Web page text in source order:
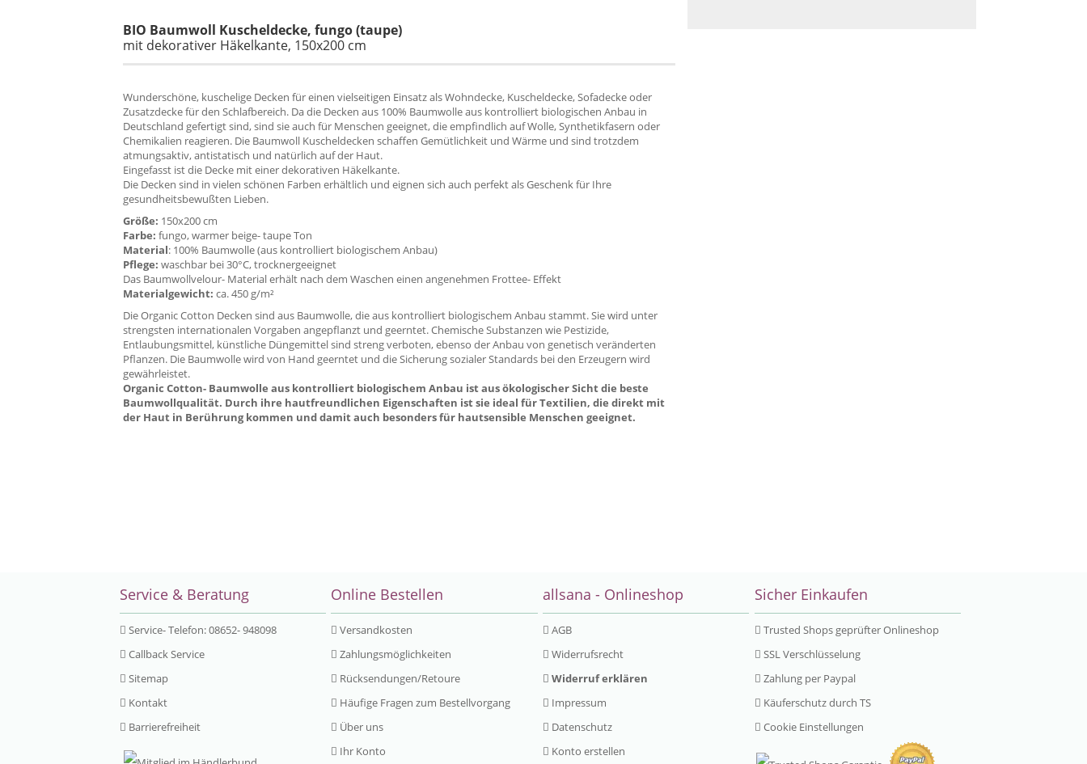
BIO Baumwoll Kuscheldecke, fungo (taupe)
mit dekorativer Häkelkante, 150x200 cm
Wunderschöne, kuschelige Decken für einen vielseitigen Einsatz als Wohndecke, Kuscheldecke, Sofadecke oder
Zusatzdecke für den Schlafbereich. Da die Decken aus 100% Baumwolle aus kontrolliert biologischen Anbau in
Deutschland gefertigt sind, sind sie auch für Menschen geeignet, die empfindlich auf Wolle, Synthetikfasern oder
Chemikalien reagieren. Die Baumwoll Kuscheldecken schaffen Gemütlichkeit und Wärme und sind trotzdem
atmungsaktiv, antistatisch und natürlich auf der Haut.
Eingefasst ist die Decke mit einer dekorativen Häkelkante.
Die Decken sind in vielen schönen Farben erhältlich und eignen sich auch perfekt als Geschenk für Ihre
gesundheitsbewußten Lieben.
Größe: 150x200 cm
Farbe: fungo, warmer beige- taupe Ton
Material: 100% Baumwolle (aus kontrolliert biologischem Anbau)
Pflege: waschbar bei 30°C, trocknergeeignet
Das Baumwollvelour- Material erhält nach dem Waschen einen angenehmen Frottee- Effekt
Materialgewicht: ca. 450 g/m²
Die Organic Cotton Decken sind aus Baumwolle, die aus kontrolliert biologischem Anbau stammt. Sie wird unter
strengsten internationalen Vorgaben angepflanzt und geerntet. Chemische Substanzen wie Pestizide,
Entlaubungsmittel, künstliche Düngemittel sind streng verboten, ebenso der Anbau von genetisch veränderten
Pflanzen. Die Baumwolle wird von Hand geerntet und die Sicherung sozialer Standards bei den Erzeugern wird
gewährleistet.
Organic Cotton- Baumwolle aus kontrolliert biologischem Anbau ist aus ökologischer Sicht die beste
Baumwollqualität. Durch ihre hautfreundlichen Eigenschaften ist sie ideal für Textilien, die direkt mit
der Haut in Berührung kommen und damit auch besonders für hautsensible Menschen geeignet.
Service & Beratung
Service- Telefon: 08652- 948098
Callback Service
Sitemap
Kontakt
Barrierefreiheit
Online Bestellen
Versandkosten
Zahlungsmöglichkeiten
Rücksendungen/Retoure
Häufige Fragen zum Bestellvorgang
Über uns
Ihr Konto
allsana - Onlineshop
AGB
Widerrufsrecht
Widerruf erklären
Impressum
Datenschutz
Konto erstellen
Sicher Einkaufen
Trusted Shops geprüfter Onlineshop
SSL Verschlüsselung
Zahlung per Paypal
Käuferschutz durch TS
Cookie Einstellungen